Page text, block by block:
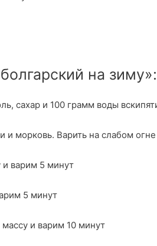
на зиму»:
сахар и 100 грамм воды
и морковь. Варить на слабом
и варим 5 минут
5 минут
и варим 10 минут